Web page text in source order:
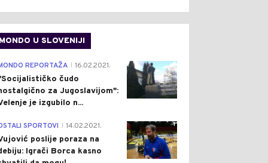
MONDO U SLOVENIJI
4
REPORTAŽA 16.02.2021.
čudo
za Jugoslavijom":
je izgubilo n...
1
SPORTOVI 14.02.2021.
poslije poraza na
Igrači Borca kasno